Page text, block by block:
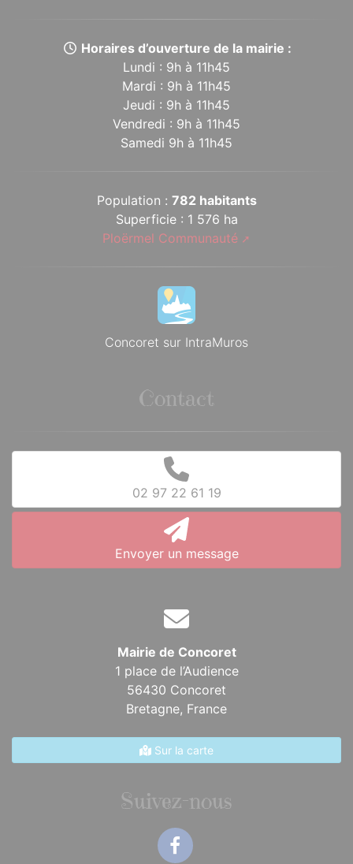
Horaires d’ouverture de la mairie :
Lundi : 9h à 11h45
Mardi : 9h à 11h45
Jeudi : 9h à 11h45
Vendredi : 9h à 11h45
Samedi 9h à 11h45
Population : 782 habitants
Superficie : 1 576 ha
Ploërmel Communauté
Concoret sur IntraMuros
Contact
02 97 22 61 19
Envoyer un message
Mairie de Concoret
1 place de l’Audience
56430 Concoret
Bretagne, France
Sur la carte
Suivez-nous